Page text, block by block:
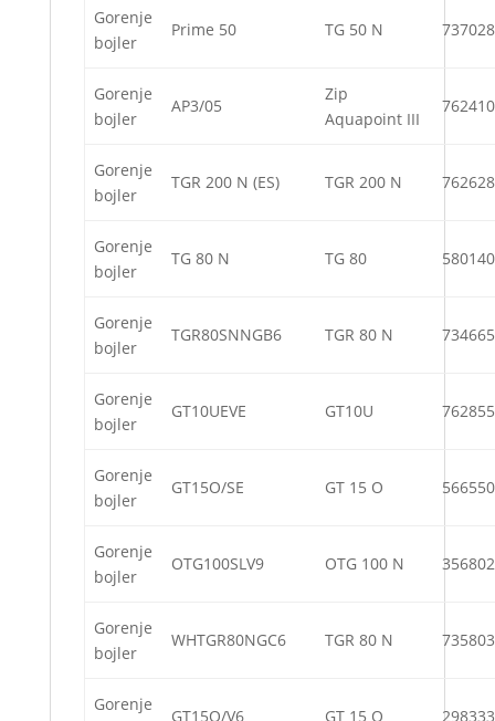
Gorenje
bojler
Prime 50 TG 50 N 737028
Gorenje
bojler
AP3/05
Zip
Aquapoint III
762410
Gorenje
bojler
TGR 200 N (ES) TGR 200 N 762628
Gorenje
bojler
TG 80 N TG 80 580140
Gorenje
bojler
TGR80SNNGB6 TGR 80 N 734665
Gorenje
bojler
GT10UEVE GT10U 762855
Gorenje
bojler
GT15O/SE GT 15 O 566550
Gorenje
bojler
OTG100SLV9 OTG 100 N 356802
Gorenje
bojler
WHTGR80NGC6 TGR 80 N 735803
Gorenje
GT15O/V6 GT 15 O 298333